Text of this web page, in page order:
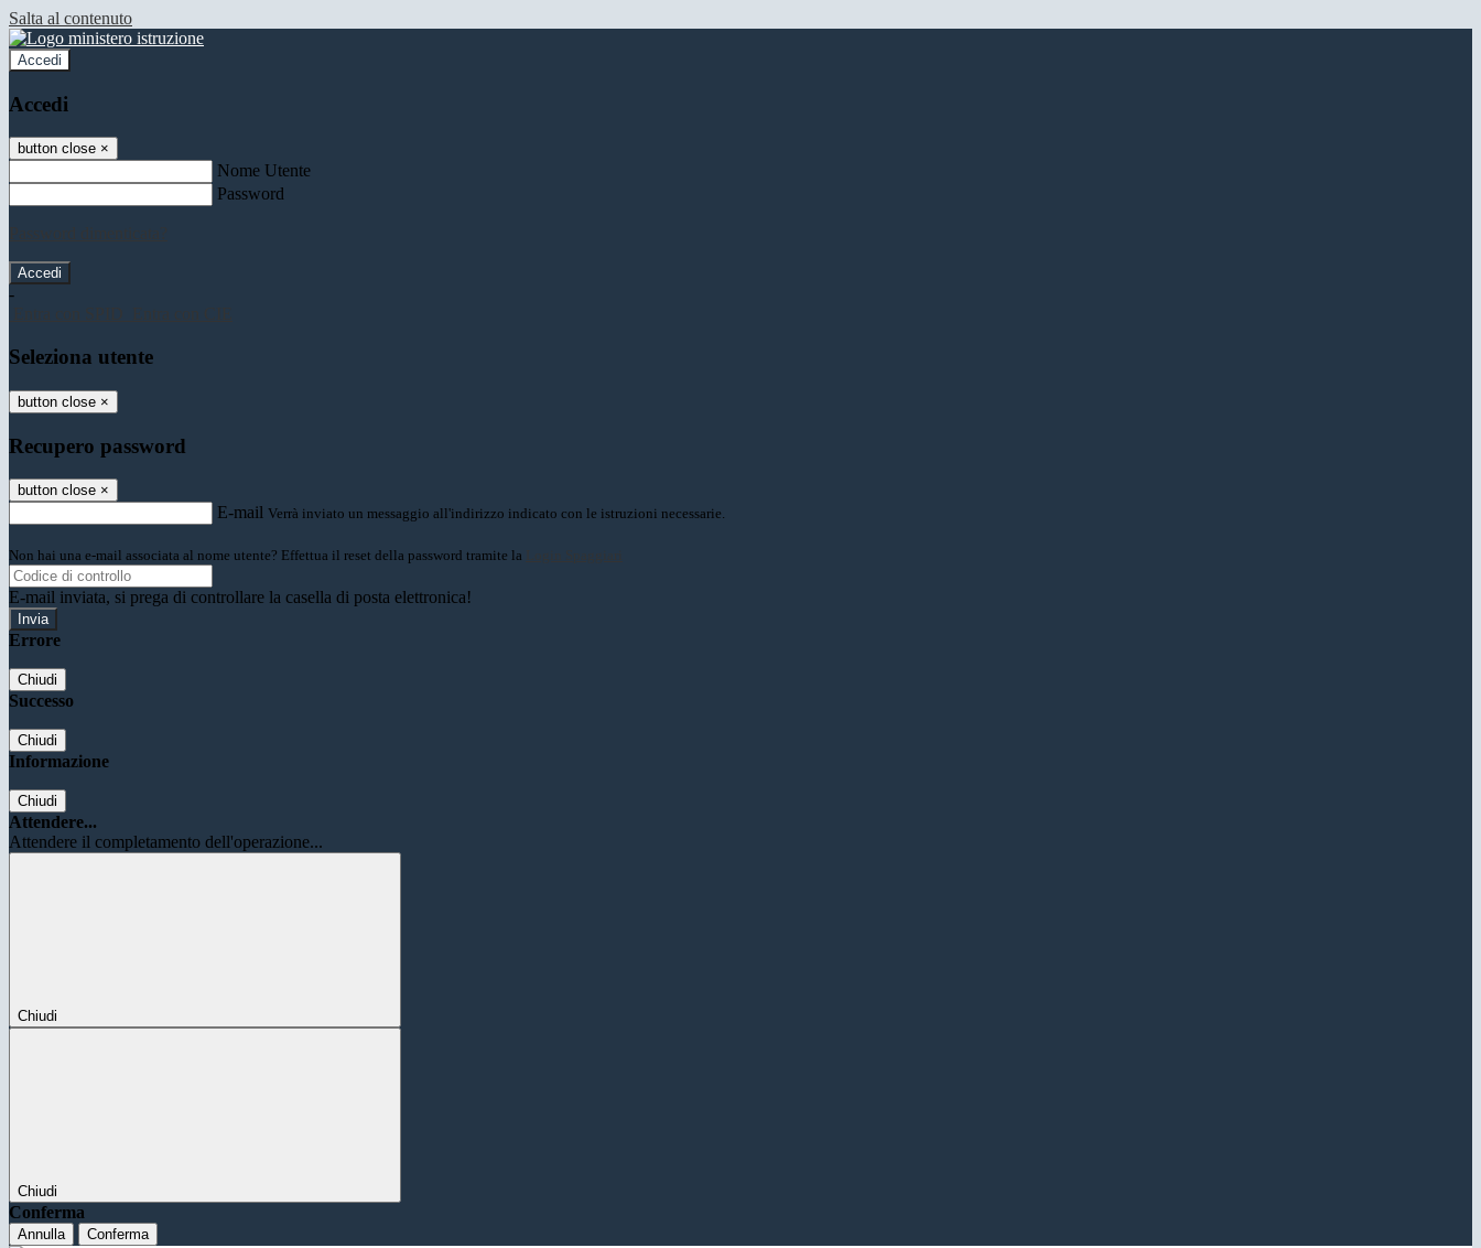
Salta al contenuto
Accedi
Accedi
button close ×
Nome Utente
Password
-
Seleziona utente
button close ×
Recupero password
button close ×
E-mail Verrà inviato un messaggio all'indirizzo indicato con le istruzioni necessarie.
Non hai una e-mail associata al nome utente? Effettua il reset della password tramite la
E-mail inviata, si prega di controllare la casella di posta elettronica!
Errore
Chiudi
Successo
Chiudi
Informazione
Chiudi
Attendere...
Attendere il completamento dell'operazione...
Chiudi
Chiudi
Conferma
Annulla Conferma